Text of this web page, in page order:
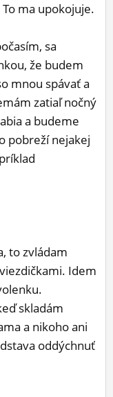
ma upokojuje.
sa
že budem
mnou spávať a
zatiaľ nočný
a budeme
pobreží nejakej
to zvládam
Idem
skladám
a nikoho ani
oddýchnuť